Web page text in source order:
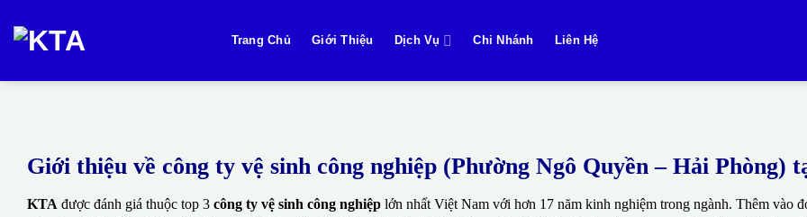
qua
dung
Trang Chủ Giới Thiệu Dịch Vụ Chi Nhánh Liên Hệ
Giới thiệu về công ty vệ sinh công nghiệp (Phường Ngô Quyền – Hải Phòng)
KTA được đánh giá thuộc top 3 công ty vệ sinh công nghiệp lớn nhất Việt Nam với hơn 17 năm kinh nghiệm trong ngành. Thêm vào